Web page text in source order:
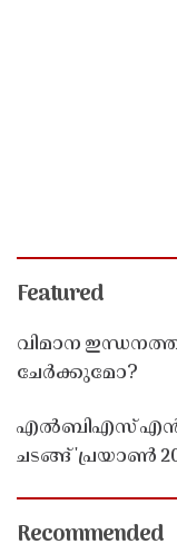
Featured
വിമാന
ചേർക്കുമോ?
എൽബിഎസ്
ചടങ്ങ് 'പ്രയാൺ
Recommended